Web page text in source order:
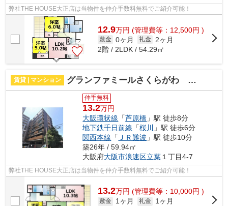
弊社THE HOUSE大正店は当物件を仲介手数料無料でご紹介可能！
12.9万円 (管理費等：12,500円 )
敷金 0ヶ月 礼金
2ヶ月
2階 / 2LDK / 54.29㎡
賃貸 | マンション グランファミールさくらがわ 仲介手数料無料
仲手無料
13.2万円
大阪環状線 「芦原橋 」駅 徒歩8分
地下鉄千日前線 「桜川
」駅 徒歩6分
関西本線 「 ＪＲ難波 」駅 徒歩10分
築26年 / 59.94㎡
大阪府大阪市浪速区立葉 １丁目4-7
弊社THE HOUSE大正店は当物件を仲介手数料無料でご紹介可能！
13.2万円 (管理費等：10,000円 )
敷金 1ヶ月 礼金
1ヶ月